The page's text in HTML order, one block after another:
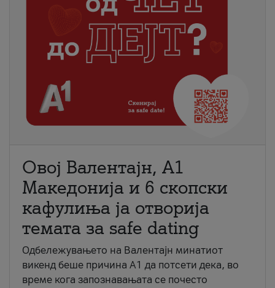
Овој Валентајн, A1
Македонија и 6 скопски
кафулиња ја отворија
темата за safe dating
Одбележувањето на Валентајн минатиот
викенд беше причина А1 да потсети дека, во
време кога запознавањата се почесто